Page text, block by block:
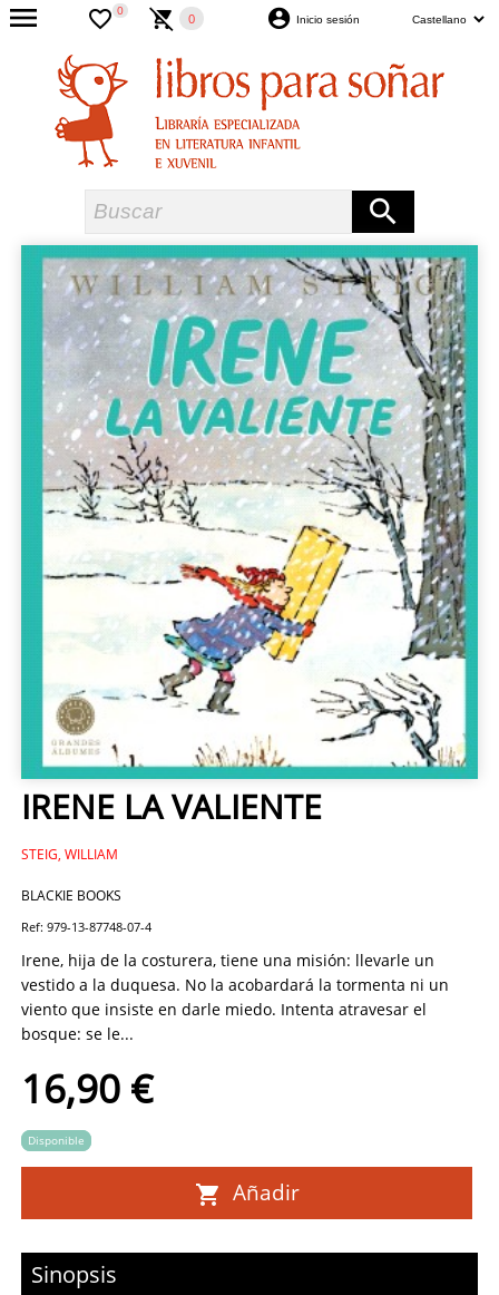
Inicio sesión
0 0
IRENE LA VALIENTE
STEIG, WILLIAM
BLACKIE BOOKS
Ref: 979-13-87748-07-4
Irene, hija de la costurera, tiene una misión: llevarle un
vestido a la duquesa. No la acobardará la tormenta ni un
viento que insiste en darle miedo. Intenta atravesar el
bosque: se le...
16,90 €
Disponible
Añadir
Sinopsis